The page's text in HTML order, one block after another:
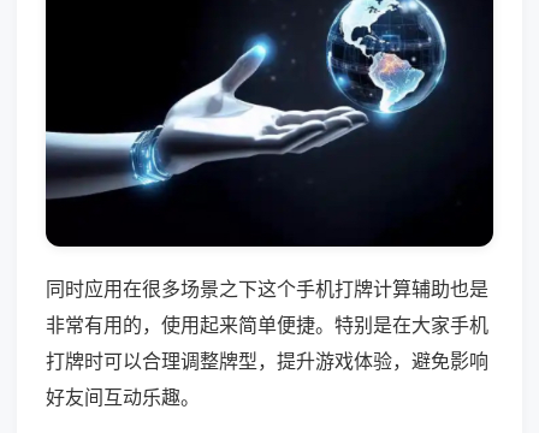
同时应用在很多场景之下这个手机打牌计算辅助也是
非常有用的，使用起来简单便捷。特别是在大家手机
打牌时可以合理调整牌型，提升游戏体验，避免影响
好友间互动乐趣。